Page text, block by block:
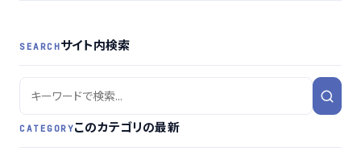
SEARCHサイト内検索
CATEGORYこのカテゴリの最新